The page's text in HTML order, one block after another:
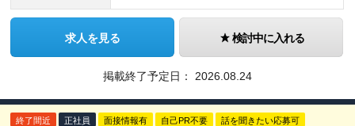
求人を見る 検討中に入れる
掲載終了予定日： 2026.08.24
終了間近 正社員 面接情報有 自己PR不要 話を聞きたい応募可